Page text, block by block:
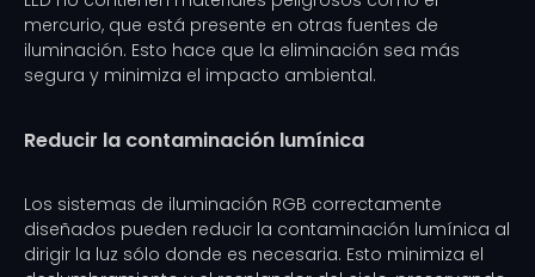
mercurio, que está presente en otras fuentes de
iluminación. Esto hace que la eliminación sea más
segura y minimiza el impacto ambiental.
Reducir la contaminación lumínica
Los sistemas de iluminación RGB correctamente
diseñados pueden reducir la contaminación lumínica al
dirigir la luz sólo donde es necesaria. Esto minimiza el